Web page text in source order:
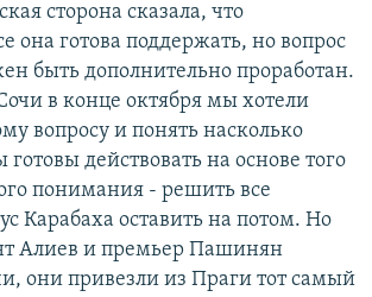
сторона сказала, что
она готова поддержать, но вопрос
быть дополнительно проработан.
в конце октября мы хотели
вопросу и понять насколько
действовать на основе того
понимания - решить все
Карабаха оставить на потом. Но
Алиев и премьер Пашинян
они привезли из Праги тот самый